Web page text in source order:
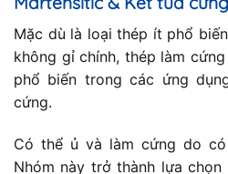
Mặc dù là loại thép ít phổ
không gỉ chính, thép làm
phổ biến trong các ứng
cứng.
Có thể ủ và làm cứng do
Nhóm này trở thành lựa